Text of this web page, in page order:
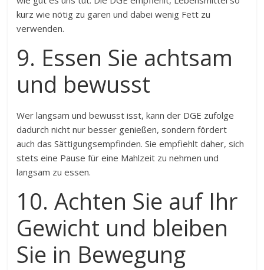
kurz wie nötig zu garen und dabei wenig Fett zu
verwenden.
9. Essen Sie achtsam
und bewusst
Wer langsam und bewusst isst, kann der DGE zufolge
dadurch nicht nur besser genießen, sondern fördert
auch das Sättigungsempfinden. Sie empfiehlt daher, sich
stets eine Pause für eine Mahlzeit zu nehmen und
langsam zu essen.
10. Achten Sie auf Ihr
Gewicht und bleiben
Sie in Bewegung